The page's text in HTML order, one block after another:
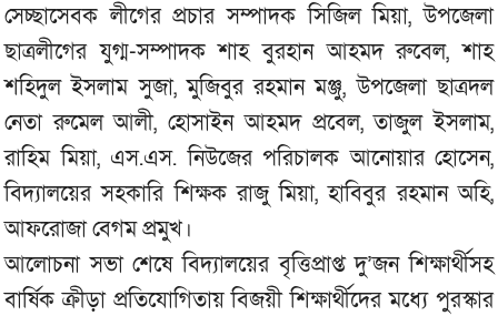
সেচ্ছাসেবক লীগের প্রচার সম্পাদক সিজিল মিয়া, উপজেলা
ছাত্রলীগের যুগ্ম-সম্পাদক শাহ বুরহান আহমদ রুবেল, শাহ
শহিদুল ইসলাম সুজা, মুজিবুর রহমান মঞ্জু, উপজেলা ছাত্রদল
নেতা রুমেল আলী, হোসাইন আহমদ প্রবেল, তাজুল ইসলাম,
রাহিম মিয়া, এস.এস. নিউজের পরিচালক আনোয়ার হোসেন,
বিদ্যালয়ের সহকারি শিক্ষক রাজু মিয়া, হাবিবুর রহমান অহি,
আফরোজা বেগম প্রমুখ।
আলোচনা সভা শেষে বিদ্যালয়ের বৃত্তিপ্রাপ্ত দু’জন শিক্ষার্থীসহ
বার্ষিক ক্রীড়া প্রতিযোগিতায় বিজয়ী শিক্ষার্থীদের মধ্যে পুরস্কার